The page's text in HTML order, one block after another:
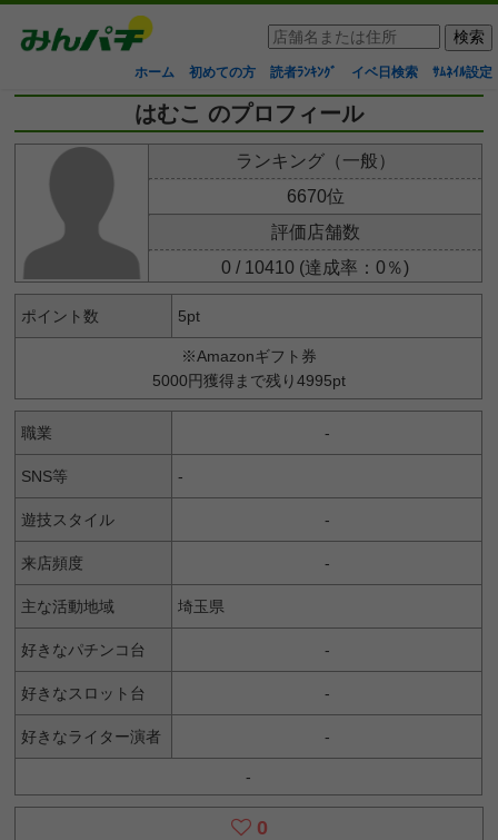
ホーム 初めての方 読者ﾗﾝｷﾝｸﾞ イベ日検索 ｻﾑﾈｲﾙ設定
はむこ のプロフィール
ランキング（一般）
6670位
評価店舗数
0 / 10410 (達成率：0％)
ポイント数 5pt
※Amazonギフト券
5000円獲得まで残り4995pt
職業 -
SNS等 -
遊技スタイル -
来店頻度 -
主な活動地域 埼玉県
好きなパチンコ台 -
好きなスロット台 -
好きなライター演者 -
-
0